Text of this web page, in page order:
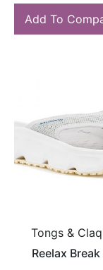
Add To
Tongs &
Reelax